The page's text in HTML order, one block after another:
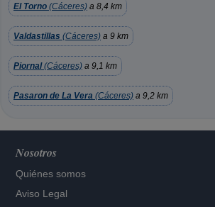
El Torno (Cáceres) a 8,4 km
Valdastillas (Cáceres) a 9 km
Piornal(Cáceres) a 9,1 km
Pasaron de La Vera (Cáceres) a 9,2 km
Nosotros
Quiénes somos
Aviso Legal